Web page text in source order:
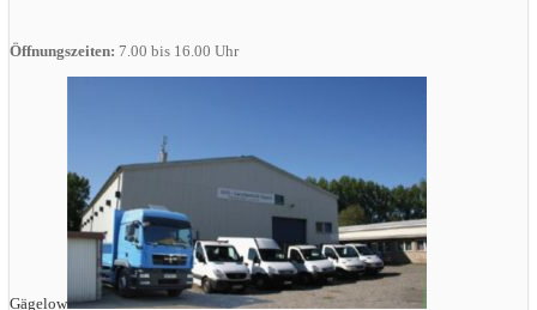
Öffnungszeiten: 7.00 bis 16.00 Uhr
Gägelow